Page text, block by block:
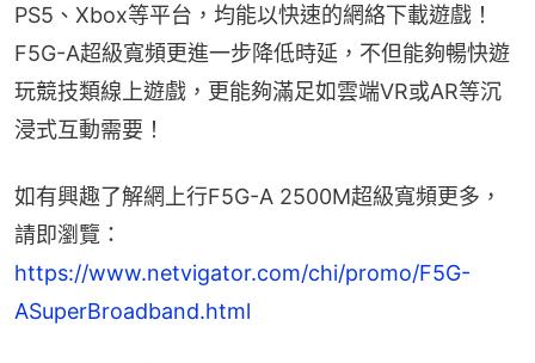
PS5、Xbox等平台，均能以快速的網絡下載遊戲！
F5G-A超級寬頻更進一步降低時延，不但能夠暢快遊
玩競技類線上遊戲，更能夠滿足如雲端VR或AR等沉
浸式互動需要！
如有興趣了解網上行F5G-A 2500M超級寬頻更多，
請即瀏覽：
https://www.netvigator.com/chi/promo/F5G-
ASuperBroadband.html